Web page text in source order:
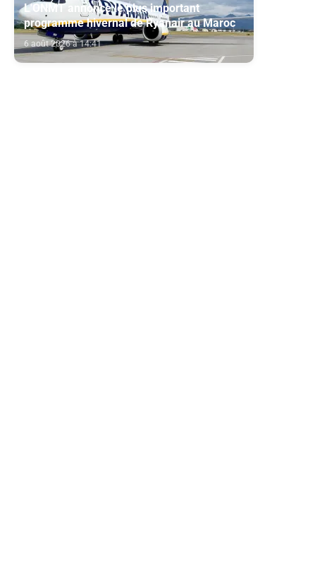
L'ONMT annonce le plus important
programme hivernal de Ryanair au Maroc
6 août 2026 à 14:41